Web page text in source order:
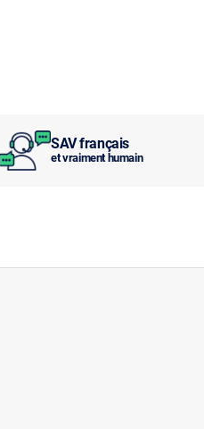
SAV français
et vraiment humain